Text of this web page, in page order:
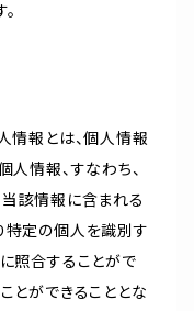
情報とは、個人情報
情報、すなわち、
該情報に含まれる
特定の個人を識別す
照合することがで
とができることとな